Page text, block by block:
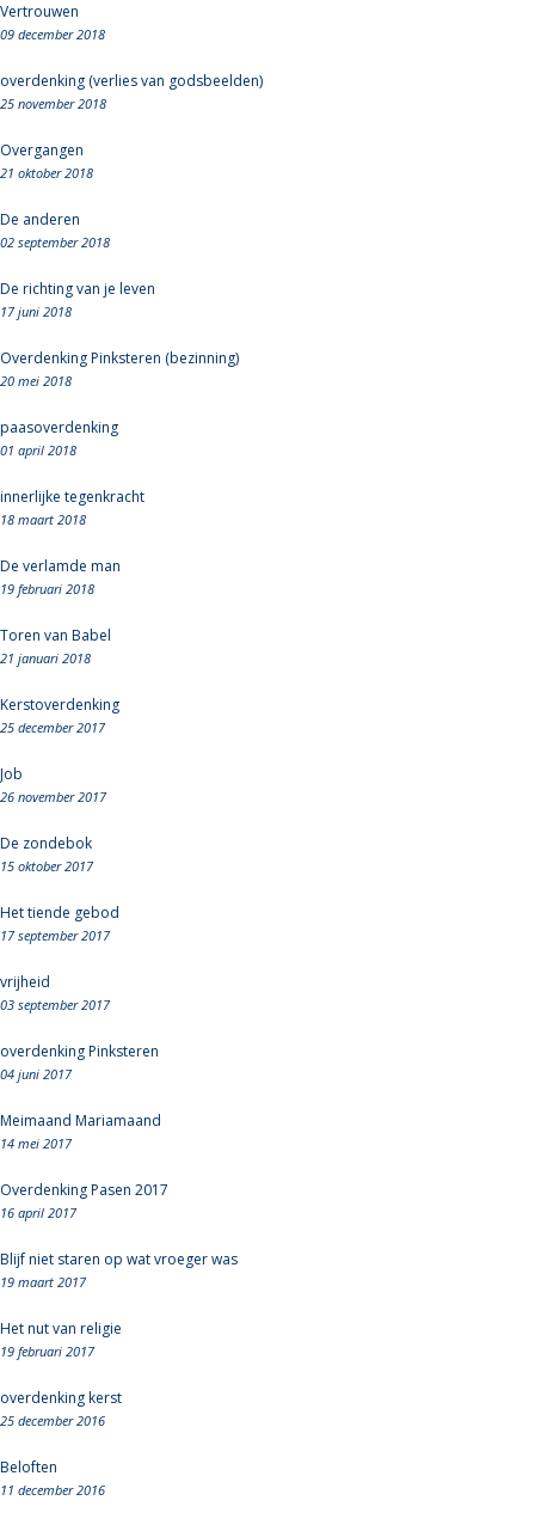
Vertrouwen
09 december 2018
overdenking (verlies van godsbeelden)
25 november 2018
Overgangen
21 oktober 2018
De anderen
02 september 2018
De richting van je leven
17 juni 2018
Overdenking Pinksteren (bezinning)
20 mei 2018
paasoverdenking
01 april 2018
innerlijke tegenkracht
18 maart 2018
De verlamde man
19 februari 2018
Toren van Babel
21 januari 2018
Kerstoverdenking
25 december 2017
Job
26 november 2017
De zondebok
15 oktober 2017
Het tiende gebod
17 september 2017
vrijheid
03 september 2017
overdenking Pinksteren
04 juni 2017
Meimaand Mariamaand
14 mei 2017
Overdenking Pasen 2017
16 april 2017
Blijf niet staren op wat vroeger was
19 maart 2017
Het nut van religie
19 februari 2017
overdenking kerst
25 december 2016
Beloften
11 december 2016